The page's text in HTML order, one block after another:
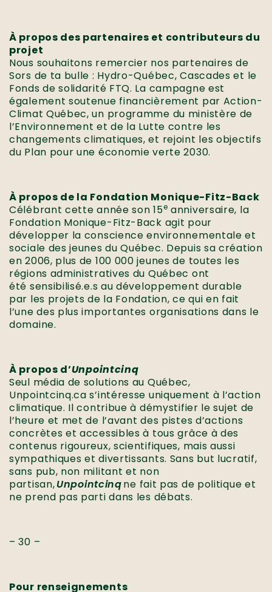
À propos des partenaires et contributeurs du
projet
Nous souhaitons remercier nos partenaires de
Sors de ta bulle : Hydro-Québec, Cascades et le
Fonds de solidarité FTQ. La campagne est
également soutenue financièrement par Action-
Climat Québec, un programme du ministère de
l’Environnement et de la Lutte contre les
changements climatiques, et rejoint les objectifs
du Plan pour une économie verte 2030.
À propos de la Fondation Monique-Fitz-Back
Célébrant cette année son 15e anniversaire, la
Fondation Monique-Fitz-Back agit pour
développer la conscience environnementale et
sociale des jeunes du Québec. Depuis sa création
en 2006, plus de 100 000 jeunes de toutes les
régions administratives du Québec ont
été sensibilisé.e.s au développement durable
par les projets de la Fondation, ce qui en fait
l’une des plus importantes organisations dans le
domaine.
À propos d’Unpointcinq
Seul média de solutions au Québec,
Unpointcinq.ca s’intéresse uniquement à l’action
climatique. Il contribue à démystifier le sujet de
l’heure et met de l’avant des pistes d’actions
concrètes et accessibles à tous grâce à des
contenus rigoureux, scientifiques, mais aussi
sympathiques et divertissants. Sans but lucratif,
sans pub, non militant et non
partisan,Unpointcinqne fait pas de politique et
ne prend pas parti dans les débats.
– 30 –
Pour renseignements